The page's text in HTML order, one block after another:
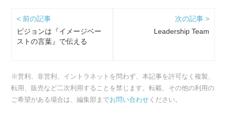
< 前の記事
ビジョンは『イメージベー
ストの言葉』で伝える
次の記事 >
Leadership Team
※営利、非営利、イントラネットを問わず、本記事を許可なく複製、
転用、販売など二次利用することを禁じます。転載、その他の利用の
ご希望がある場合は、編集部までお問い合わせ ください。